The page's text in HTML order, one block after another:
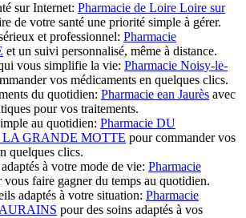
sur Internet: Pharmacie de Loire Loire sur
de votre santé une priorité simple à gérer.
et professionnel: Pharmacie
et un suivi personnalisé, même à distance.
vous simplifie la vie: Pharmacie Noisy-le-
vos médicaments en quelques clics.
du quotidien: Pharmacie ean Jaurès avec
pour vos traitements.
au quotidien: Pharmacie DU
GRANDE MOTTE pour commander vos
quelques clics.
à votre mode de vie: Pharmacie
vous faire gagner du temps au quotidien.
adaptés à votre situation: Pharmacie
pour des soins adaptés à vos